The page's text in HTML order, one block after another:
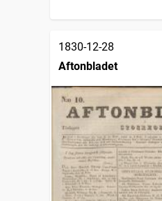
1830-12-28
Aftonbladet